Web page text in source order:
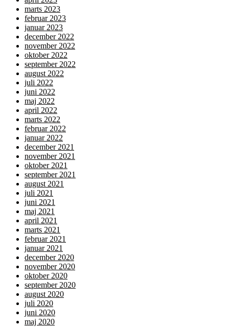
marts 2023
februar 2023
januar 2023
december 2022
november 2022
oktober 2022
september 2022
august 2022
juli 2022
juni 2022
maj 2022
april 2022
marts 2022
februar 2022
januar 2022
december 2021
november 2021
oktober 2021
september 2021
august 2021
juli 2021
juni 2021
maj 2021
april 2021
marts 2021
februar 2021
januar 2021
december 2020
november 2020
oktober 2020
september 2020
august 2020
juli 2020
juni 2020
maj 2020